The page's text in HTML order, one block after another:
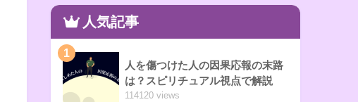
人気記事
1
人を傷つけた人の因果応報の末路
は？スピリチュアル視点で解説
114120 views